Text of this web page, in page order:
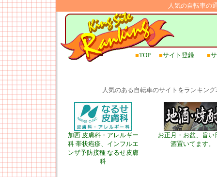
人気の自転車の
■TOP ■サイト登録 ■
人気のある自転車のサイトをランキン
加西 皮膚科・アレルギー
科 帯状疱疹、インフルエ
ンザ予防接種 なるせ皮膚
科
お正月・お盆、旨い
酒置いてます。